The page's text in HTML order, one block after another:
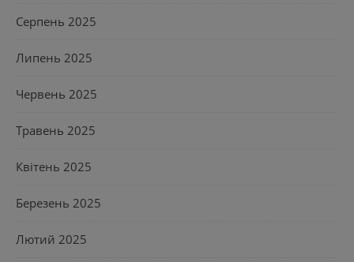
Серпень 2025
Липень 2025
Червень 2025
Травень 2025
Квітень 2025
Березень 2025
Лютий 2025